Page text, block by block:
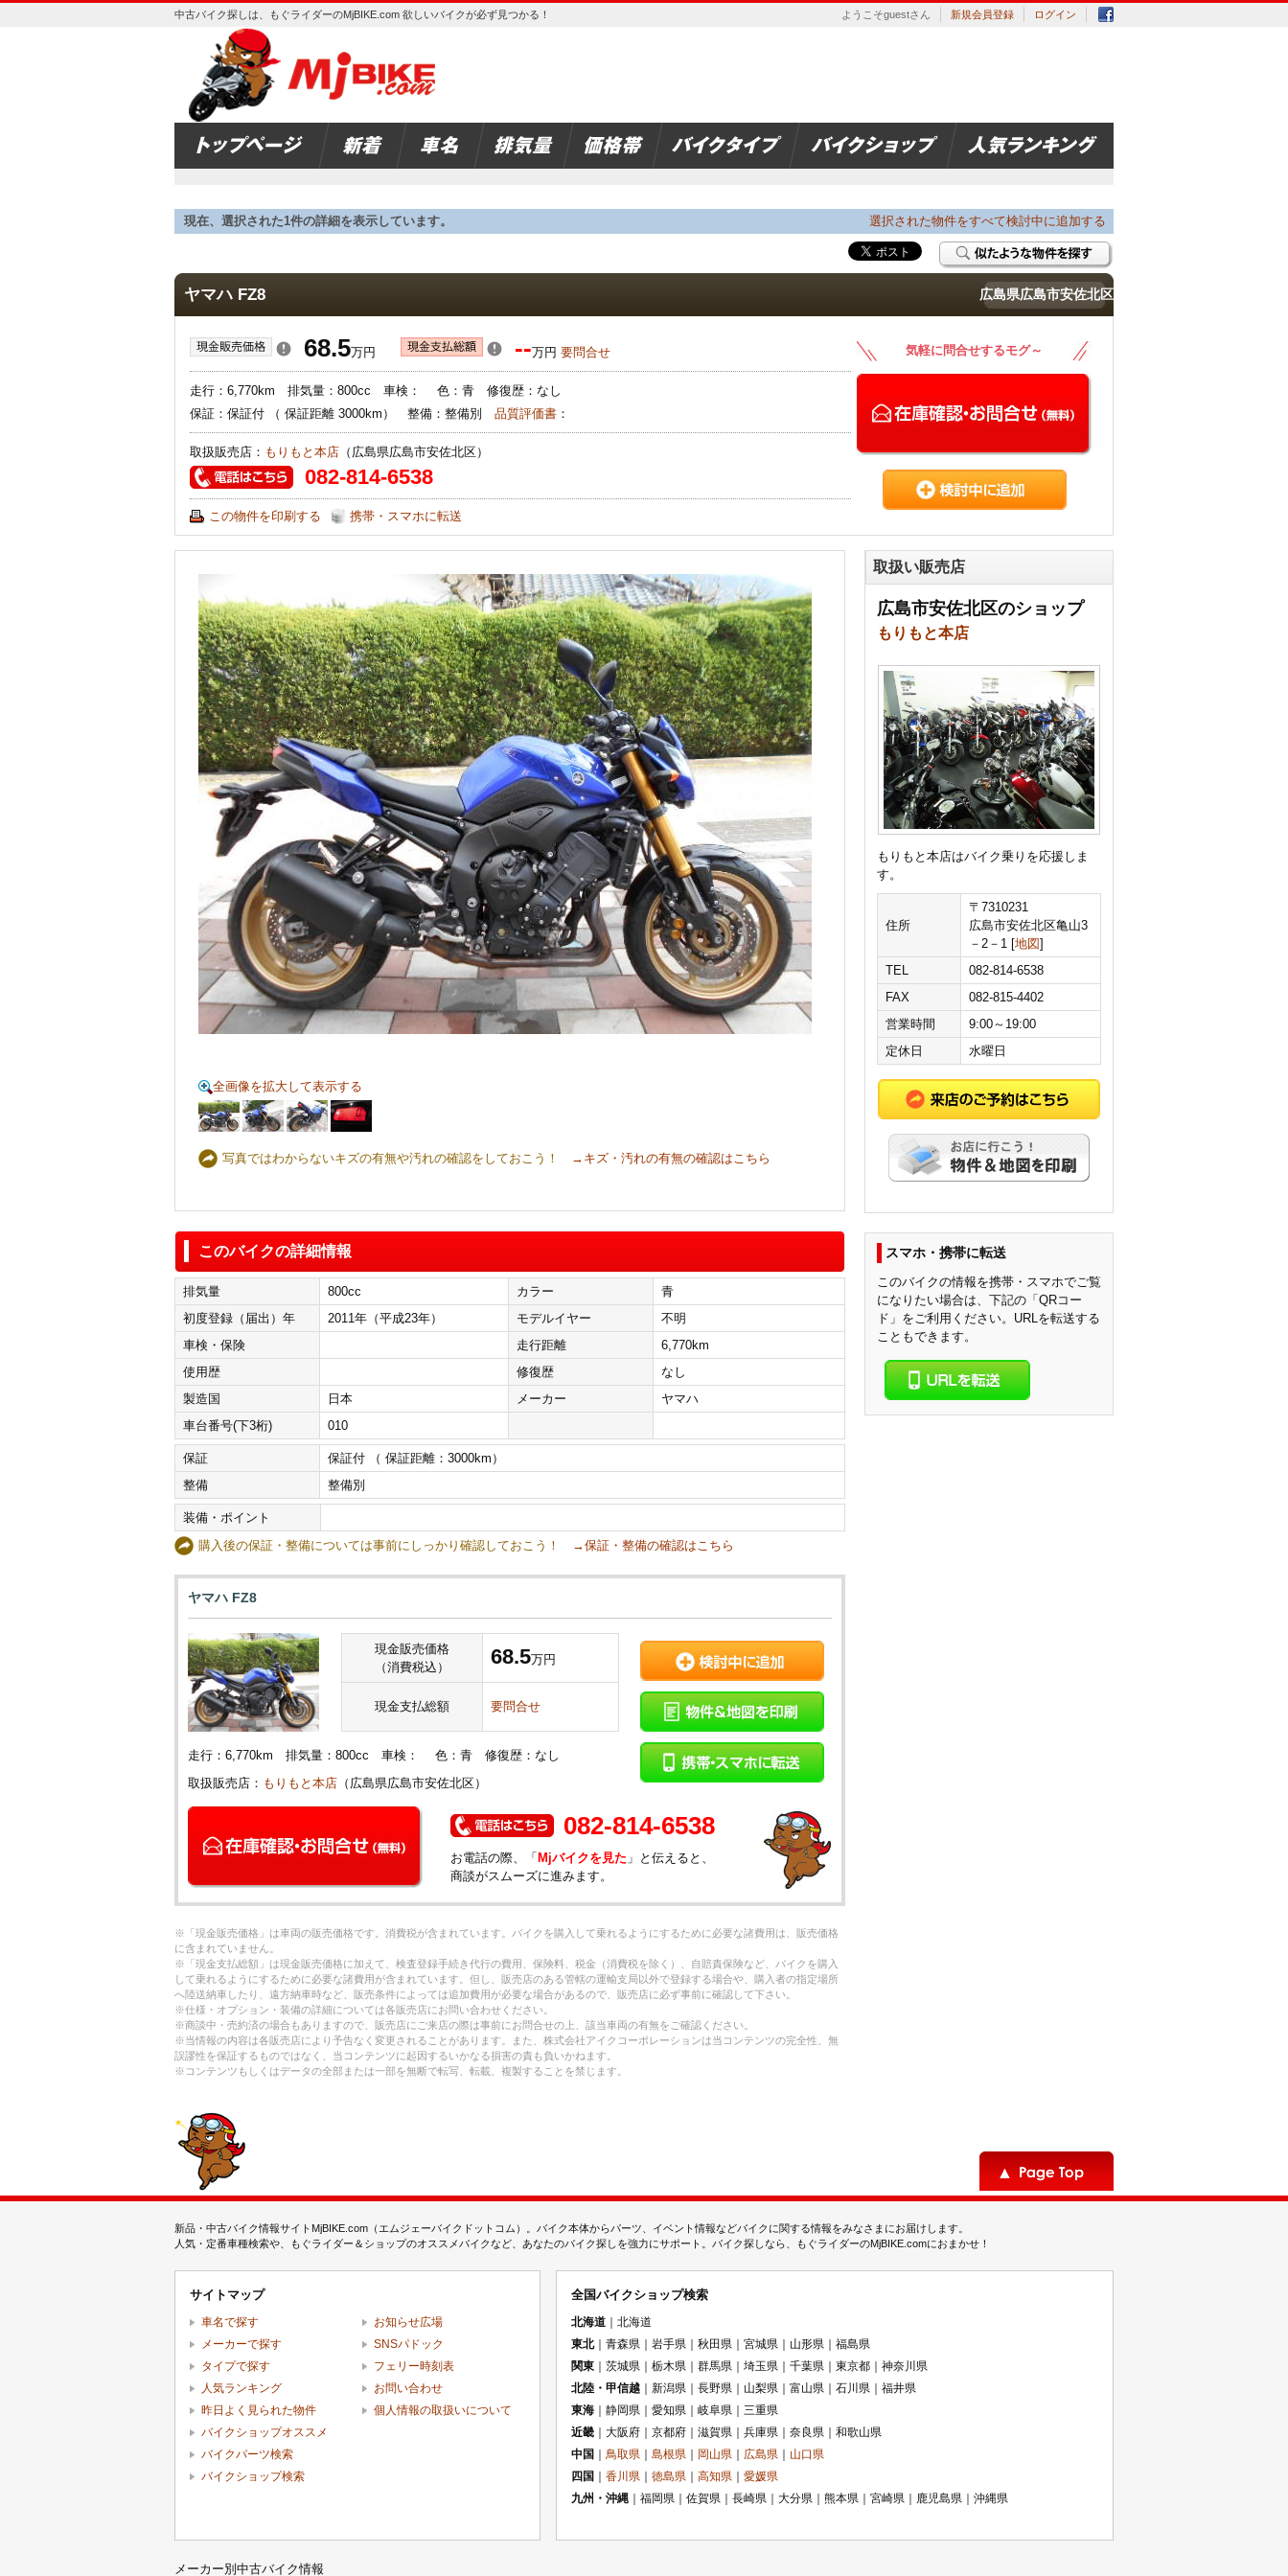
中古バイク探しは、もぐライダーのMjBIKE.com 欲しいバイクが必ず見つかる！ ようこそguestさん 新規会員登録 ログイン
現在、選択された1件の詳細を表示しています。 選択された物件をすべて検討中に追加する
ヤマハ FZ8 広島県広島市安佐北区
68.5万円 --万円 要問合せ 気軽に問合せするモグ～
走行：6,770km 排気量：800cc 車検： 色：青 修復歴：なし
保証：保証付 （ 保証距離 3000km） 整備：整備別 品質評価書：
取扱販売店： もりもと本店（広島県広島市安佐北区）
082-814-6538
この物件を印刷する 携帯・スマホに転送
全画像を拡大して表示する
写真ではわからないキズの有無や汚れの確認をしておこう！ →キズ・汚れの有無の確認はこちら
このバイクの詳細情報
排気量 800cc カラー
青
初度登録（届出）年
2011年（平成23年） モデルイヤー
不明
車検・保険
走行距離
6,770km
使用歴
修復歴
なし
製造国
日本 メーカー
ヤマハ
車台番号(下3桁)
010
保証
保証付 （ 保証距離：3000km）
整備
整備別
装備・ポイント
購入後の保証・整備については事前にしっかり確認しておこう！
→保証・整備の確認はこちら
ヤマハ FZ8
現金販売価格
（消費税込）
68.5万円
現金支払総額 要問合せ
走行：6,770km 排気量：800cc 車検： 色：青 修復歴：なし
取扱販売店： もりもと本店（広島県広島市安佐北区）
082-814-6538
お電話の際、「 Mjバイクを見た 」と伝えると、
商談がスムーズに進みます。
※「現金販売価格」は車両の販売価格です。消費税が含まれています。バイクを購入して乗れるようにするために必要な諸費用は、販売価格
に含まれていません。
※「現金支払総額」は現金販売価格に加えて、検査登録手続き代行の費用、保険料、税金（消費税を除く）、自賠責保険など、バイクを購入
して乗れるようにするために必要な諸費用が含まれています。但し、販売店のある管轄の運輸支局以外で登録する場合や、購入者の指定場所
へ陸送納車したり、遠方納車時など、販売条件によっては追加費用が必要な場合があるので、販売店に必ず事前に確認して下さい。
※仕様・オプション・装備の詳細については各販売店にお問い合わせください。
※商談中・売約済の場合もありますので、販売店にご来店の際は事前にお問合せの上、該当車両の有無をご確認ください。
※当情報の内容は各販売店により予告なく変更されることがあります。また、株式会社アイクコーポレーションは当コンテンツの完全性、無
誤謬性を保証するものではなく、当コンテンツに起因するいかなる損害の責も負いかねます。
※コンテンツもしくはデータの全部または一部を無断で転写、転載、複製することを禁じます。
取扱い販売店
広島市安佐北区のショップ
もりもと本店
もりもと本店はバイク乗りを応援しま
す。
住所
〒7310231
広島市安佐北区亀山3
－2－1 [地図]
TEL
082-814-6538
FAX
082-815-4402
営業時間
9:00～19:00
定休日
水曜日
スマホ・携帯に転送
このバイクの情報を携帯・スマホでご覧
になりたい場合は、下記の「QRコー
ド」をご利用ください。URLを転送する
こともできます。
新品・中古バイク情報サイトMjBIKE.com（エムジェーバイクドットコム）。バイク本体からパーツ、イベント情報などバイクに関する情報をみなさまにお届けします。
人気・定番車種検索や、もぐライダー＆ショップのオススメバイクなど、あなたのバイク探しを強力にサポート。バイク探しなら、もぐライダーのMjBIKE.comにおまかせ！
サイトマップ
車名で探す
メーカーで探す
タイプで探す
人気ランキング
昨日よく見られた物件
バイクショップオススメ
バイクパーツ検索
バイクショップ検索
お知らせ広場
SNSパドック
フェリー時刻表
お問い合わせ
個人情報の取扱いについて
全国バイクショップ検索
北海道 ｜北海道
東北｜青森県｜岩手県｜秋田県｜宮城県｜山形県｜福島県
関東 ｜茨城県｜栃木県｜群馬県｜埼玉県｜千葉県｜東京都｜神奈川県
北陸・甲信越 ｜新潟県｜長野県｜山梨県｜富山県｜石川県｜福井県
東海 ｜静岡県｜愛知県｜岐阜県｜三重県
近畿 ｜大阪府｜京都府｜滋賀県｜兵庫県｜奈良県｜和歌山県
中国
鳥取県 島根県 岡山県 広島県
山口県
四国
香川県 徳島県 高知県
愛媛県
九州・沖縄 ｜福岡県｜佐賀県｜長崎県｜大分県｜熊本県｜宮崎県｜鹿児島県｜沖縄県
メーカー別中古バイク情報